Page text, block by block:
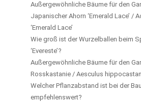
Außergewöhnliche Bäume für den
Japanischer Ahorn ‘Emerald Lace’ /
‘Emerald Lace’
Wie groß ist der Wurzelballen beim
‘Evereste’?
Außergewöhnliche Bäume für den
Rosskastanie / Aesculus
Welcher Pflanzabstand ist bei der
empfehlenswert?